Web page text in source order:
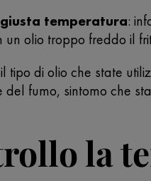
temperatura:
olio troppo freddo il
tipo di olio che state
fumo, sintomo che
la